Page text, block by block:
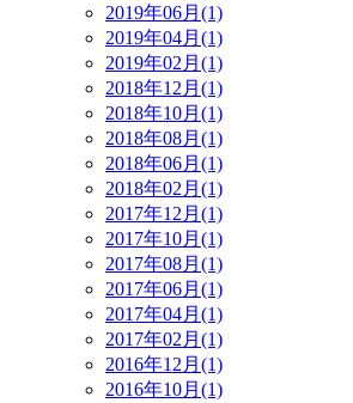
2019年06月(1)
2019年04月(1)
2019年02月(1)
2018年12月(1)
2018年10月(1)
2018年08月(1)
2018年06月(1)
2018年02月(1)
2017年12月(1)
2017年10月(1)
2017年08月(1)
2017年06月(1)
2017年04月(1)
2017年02月(1)
2016年12月(1)
2016年10月(1)